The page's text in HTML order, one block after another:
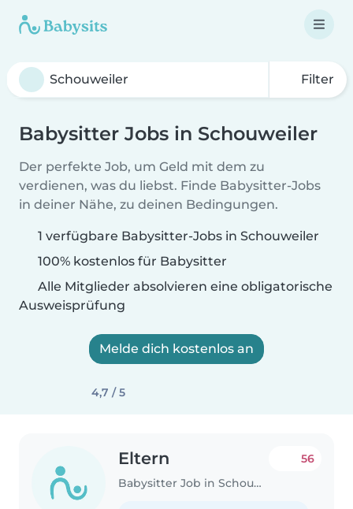
Filter
Babysitter Jobs in Schouweiler
Der perfekte Job, um Geld mit dem zu
verdienen, was du liebst. Finde Babysitter-Jobs
in deiner Nähe, zu deinen Bedingungen.
1 verfügbare Babysitter-Jobs in Schouweiler
100% kostenlos für Babysitter
Alle Mitglieder absolvieren eine obligatorische
Ausweisprüfung
Melde dich kostenlos an
4,7 / 5
Eltern
Babysitter Job in Schouweiler
56